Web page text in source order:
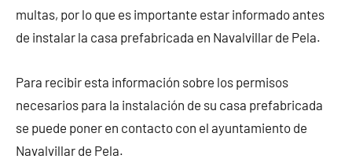
multas, por lo que es importante estar informado antes
de instalar la casa prefabricada en Navalvillar de Pela.
Para recibir esta información sobre los permisos
necesarios para la instalación de su casa prefabricada
se puede poner en contacto con el ayuntamiento de
Navalvillar de Pela.